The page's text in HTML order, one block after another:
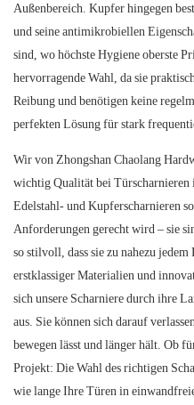
Außenbereich. Kupfer hingegen
und seine antimikrobiellen
sind, wo höchste Hygiene oberste
hervorragende Wahl, da sie
Reibung und benötigen keine
perfekten Lösung für stark
Wir von Zhongshan Chaolang
wichtig Qualität bei Türscharnieren
Edelstahl- und Kupferscharnieren
Anforderungen gerecht wird – sie
so stilvoll, dass sie zu nahezu
erstklassiger Materialien und
sich unsere Scharniere durch ihre
aus. Sie können sich darauf
bewegen lässt und länger hält. Ob
Projekt: Die Wahl des richtigen
wie lange Ihre Türen in